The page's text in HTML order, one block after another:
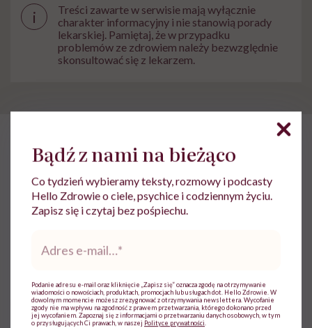
i
Treści zawarte w serwisie mają wyłącznie
charakter informacyjny i nie stanowią porady
lekarskiej. Pamiętaj, że w przypadku
problemów ze zdrowiem należy bezwzględnie
skonsultować się z lekarzem.
HelloZdrowie: Życie › Ekologia Klimatyzacji w polskich
Klimatyzacji w polskich
mieszkaniach przybywa.
uratuje. Kopiemy sobie grób”
Paulina Dudek
Opublikowano:03.07.2025 14:18
Aktualizacja:03.07.2026 12:35
Bądź z nami na bieżąco
Co tydzień wybieramy teksty, rozmowy i podcasty
Hello Zdrowie o ciele, psychice i codziennym życiu.
Zapisz się i czytaj bez pośpiechu.
*
Podanie adresu e-mail oraz kliknięcie „Zapisz się” oznacza zgodę na otrzymywanie
wiadomości o nowościach, produktach, promocjach lub usługach dot. Hello Zdrowie. W
dowolnym momencie możesz zrezygnować z otrzymywania newslettera. Wycofanie
zgody nie ma wpływu na zgodność z prawem przetwarzania, którego dokonano przed
jej wycofaniem. Zapoznaj się z informacjami o przetwarzaniu danych osobowych, w tym
o przysługujących Ci prawach, w naszej Polityce prywatności